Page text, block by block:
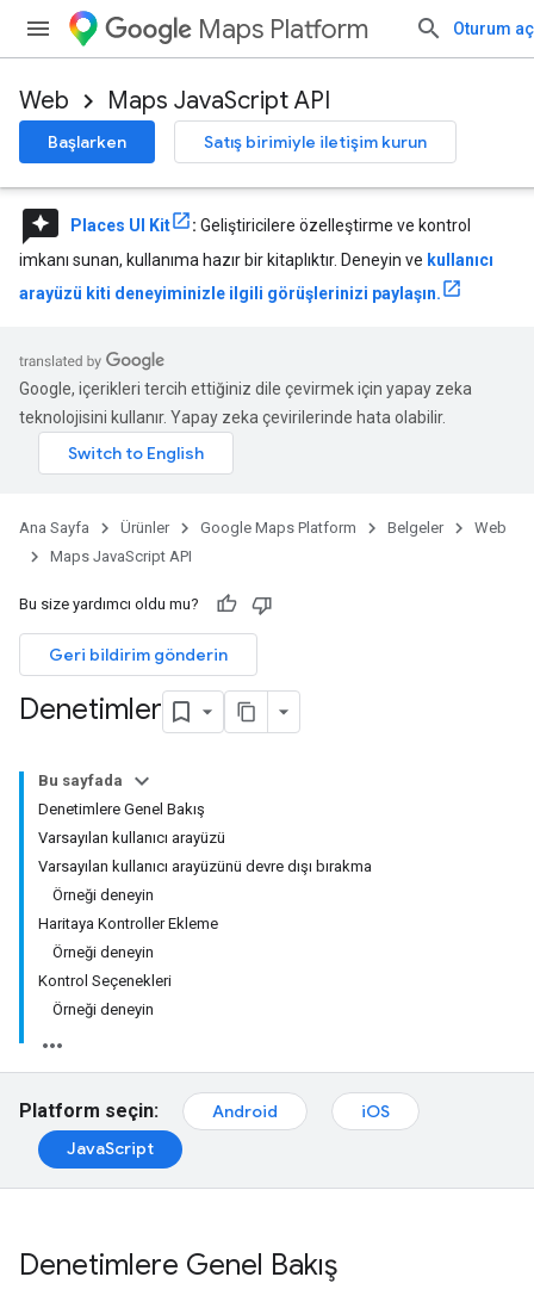
Maps Platform Oturum aç
Web Maps JavaScript API
Başlarken Satış birimiyle iletişim kurun
reviews Places UI Kit : Geliştiricilere özelleştirme ve kontrol
imkanı sunan, kullanıma hazır bir kitaplıktır. Deneyin ve kullanıcı
arayüzü kiti deneyiminizle ilgili görüşlerinizi paylaşın.
Google, içerikleri tercih ettiğiniz dile çevirmek için yapay zeka
teknolojisini kullanır. Yapay zeka çevirilerinde hata olabilir.
Ana Sayfa Ürünler Google Maps Platform Belgeler
Web
Maps JavaScript API
Bu size yardımcı oldu mu?
Geri bildirim gönderin
Denetimler
Bu sayfada
Denetimlere Genel Bakış
Varsayılan kullanıcı arayüzü
Varsayılan kullanıcı arayüzünü devre dışı bırakma
Örneği deneyin
Haritaya Kontroller Ekleme
Örneği deneyin
Kontrol Seçenekleri
Örneği deneyin
Platform seçin: Android
iOS
JavaScript
Denetimlere Genel Bakış